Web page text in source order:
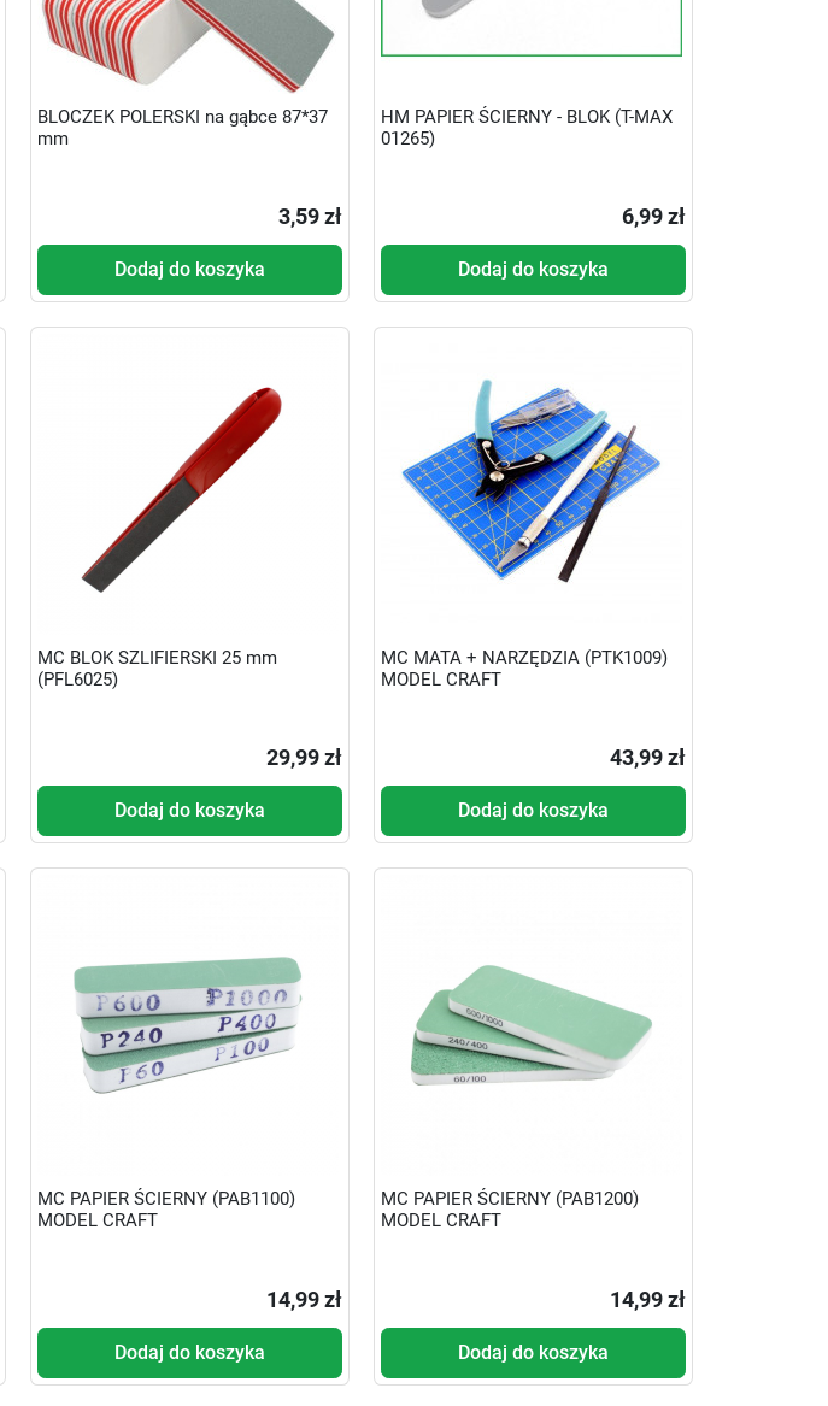
BLOCZEK POLERSKI na gąbce 87*37
mm
3,59 zł
Dodaj do koszyka
HM PAPIER ŚCIERNY - BLOK (T-MAX
01265)
6,99 zł
Dodaj do koszyka
MC BLOK SZLIFIERSKI 25 mm
(PFL6025)
29,99 zł
Dodaj do koszyka
MC MATA + NARZĘDZIA (PTK1009)
MODEL CRAFT
43,99 zł
Dodaj do koszyka
MC PAPIER ŚCIERNY (PAB1100)
MODEL CRAFT
14,99 zł
Dodaj do koszyka
MC PAPIER ŚCIERNY (PAB1200)
MODEL CRAFT
14,99 zł
Dodaj do koszyka